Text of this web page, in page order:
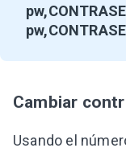
Cambiar
Usando el